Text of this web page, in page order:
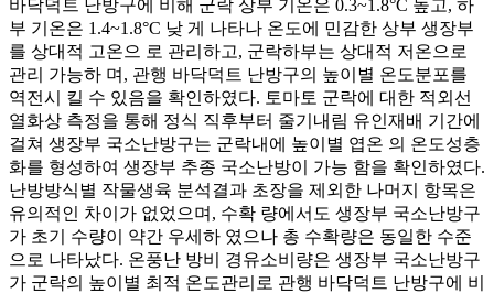
바닥덕트 난방구에 비해 군락 상부 기온은 0.3~1.8°C 높고, 하
부 기온은 1.4~1.8°C 낮 게 나타나 온도에 민감한 상부 생장부
를 상대적 고온으 로 관리하고, 군락하부는 상대적 저온으로
관리 가능하 며, 관행 바닥덕트 난방구의 높이별 온도분포를
역전시 킬 수 있음을 확인하였다. 토마토 군락에 대한 적외선
열화상 측정을 통해 정식 직후부터 줄기내림 유인재배 기간에
걸쳐 생장부 국소난방구는 군락내에 높이별 엽온 의 온도성층
화를 형성하여 생장부 추종 국소난방이 가능 함을 확인하였다.
난방방식별 작물생육 분석결과 초장을 제외한 나머지 항목은
유의적인 차이가 없었으며, 수확 량에서도 생장부 국소난방구
가 초기 수량이 약간 우세하 였으나 총 수확량은 동일한 수준
으로 나타났다. 온풍난 방비 경유소비량은 생장부 국소난방구
가 군락의 높이별 최적 온도관리로 관행 바닥덕트 난방구에 비